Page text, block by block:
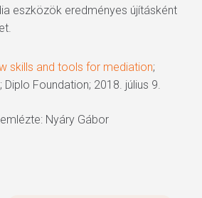
eszközök eredményes újításként
skills and tools for mediation;
Diplo Foundation; 2018. július 9.
Nyáry Gábor